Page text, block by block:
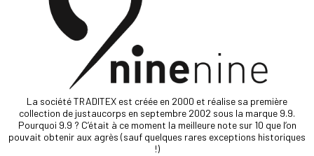
La société TRADITEX est créée en 2000 et réalise sa première
collection de justaucorps en septembre 2002 sous la marque 9.9.
Pourquoi 9.9 ? C’était à ce moment la meilleure note sur 10 que l’on
pouvait obtenir aux agrès (sauf quelques rares exceptions historiques
!)